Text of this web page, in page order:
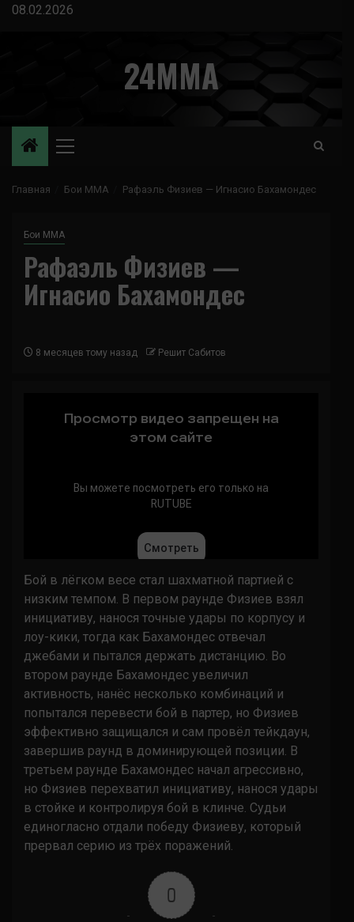
Перейти
08.02.2026
24MMA
Основное
Главная Бои ММА Рафаэль Физиев — Игнасио Бахамондес
Бои ММА
Рафаэль Физиев —
Игнасио Бахамондес
8 месяцев тому назад Решит Сабитов
Бой в лёгком весе стал шахматной партией с
низким темпом. В первом раунде Физиев взял
инициативу, нанося точные удары по корпусу и
лоу-кики, тогда как Бахамондес отвечал
джебами и пытался держать дистанцию. Во
втором раунде Бахамондес увеличил
активность, нанёс несколько комбинаций и
попытался перевести бой в партер, но Физиев
эффективно защищался и сам провёл тейкдаун,
завершив раунд в доминирующей позиции. В
третьем раунде Бахамондес начал агрессивно,
но Физиев перехватил инициативу, нанося удары
в стойке и контролируя бой в клинче. Судьи
единогласно отдали победу Физиеву, который
прервал серию из трёх поражений.
0